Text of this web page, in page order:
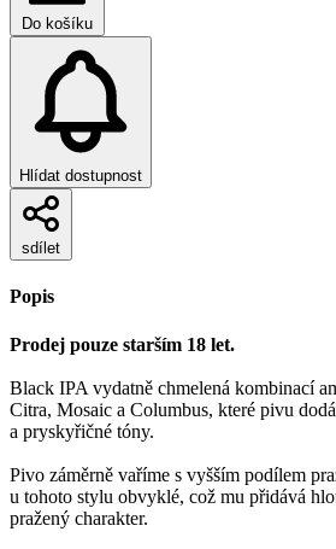
Do košíku
Hlídat dostupnost
sdílet
Popis
Prodej pouze starším 18 let.
Black IPA vydatně chmelená kombinací
Citra, Mosaic a Columbus, které pivu
a pryskyřičné tóny.
Pivo záměrně vaříme s vyšším podílem
u tohoto stylu obvyklé, což mu přidává
pražený charakter.